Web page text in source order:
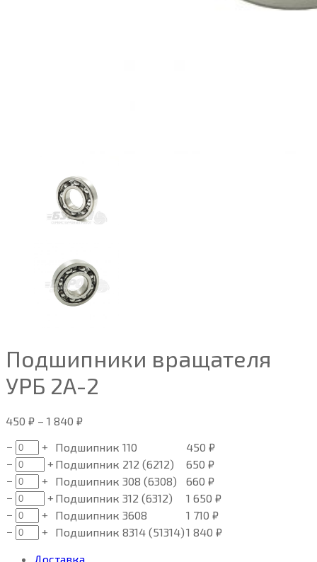
Подшипники вращателя
УРБ 2А-2
450 ₽ – 1 840 ₽
−
+ Подшипник 110 450 ₽
−
+ Подшипник 212 (6212) 650 ₽
−
+ Подшипник 308 (6308) 660 ₽
−
+ Подшипник 312 (6312) 1 650 ₽
−
+ Подшипник 3608 1 710 ₽
−
+ Подшипник 8314 (51314)1 840 ₽
Доставка